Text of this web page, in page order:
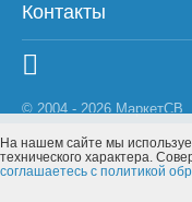
Контакты
© 2004 - 2026 МаркетСВ
На нашем сайте мы
технического характера.
соглашаетесь с политикой